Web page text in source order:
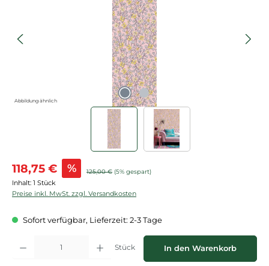
Abbildung ähnlich
Verkaufspreis:
118,75 € % Regulärer Preis:
125,00 € (5% gespart)
Inhalt: 1 Stück
Preise inkl. MwSt. zzgl. Versandkosten
Sofort verfügbar, Lieferzeit: 2-3 Tage
Produkt Anzahl: Gib den gewünschten Wert ein oder benutze die
Stück In den Warenkorb